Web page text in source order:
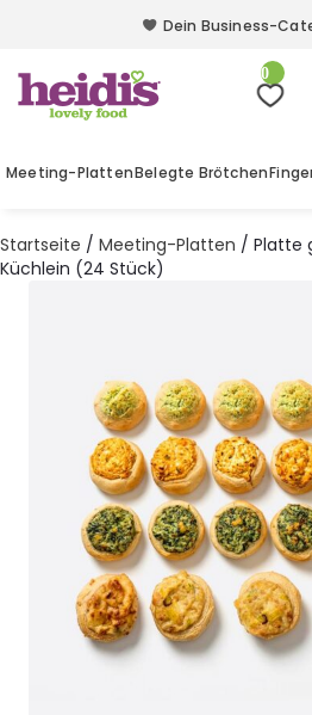
Dein Business-
Dein Business-
0
Meeting-PlattenBelegte Brötchen
Startseite / Meeting-Platten / Platte
Küchlein (24 Stück)